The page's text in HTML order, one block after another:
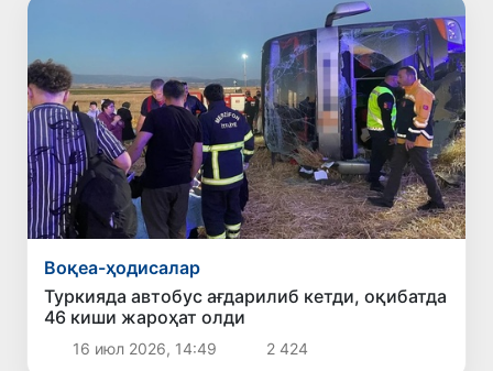
Воқеа-ҳодисалар
Туркияда автобус ағдарилиб кетди, оқибатда
46 киши жароҳат олди
16 июл 2026, 14:49 2 424